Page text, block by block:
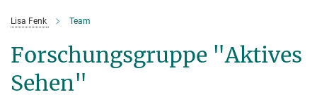
Lisa Fenk Team
Forschungsgruppe "Aktives
Sehen"